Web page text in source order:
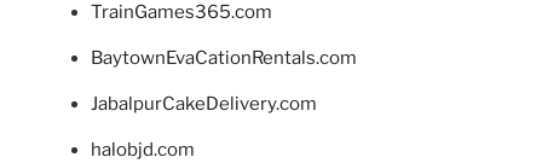
TrainGames365.com
BaytownEvaCationRentals.com
JabalpurCakeDelivery.com
halobjd.com